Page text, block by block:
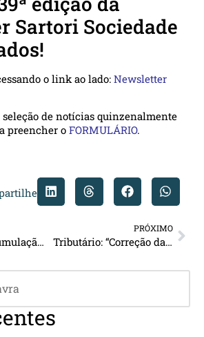
Sartori Sociedade
o link ao lado: Newsletter
seleção de notícias quinzenalmente
preencher o FORMULÁRIO.
Trabalhista: “Cumulação do adicional de periculosidade e insalubridade”
PRÓXIMO
Tributário: “Correção das dívidas tributárias não pode ficar acima da Selic”